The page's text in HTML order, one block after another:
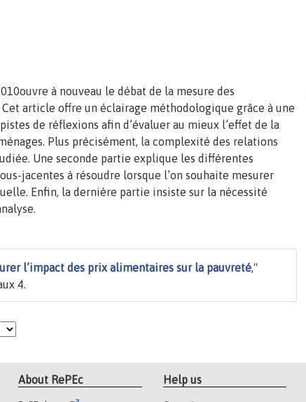
à nouveau le débat de la mesure des
article offre un éclairage méthodologique grâce à une
de réflexions afin d’évaluer au mieux l’effet de la
Plus précisément, la complexité des relations
Une seconde partie explique les différentes
jacentes à résoudre lorsque l’on souhaite mesurer
Enfin, la dernière partie insiste sur la nécessité
l’impact des prix alimentaires sur la pauvreté,"
4.
About RePEc Help us